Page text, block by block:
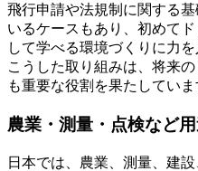
飛行申請や法規制に関する
いるケースもあり、初めて
して学べる環境づくりに力を
こうした取り組みは、将来
も重要な役割を果たしていま
農業・測量・点検など
日本では、農業、測量、建